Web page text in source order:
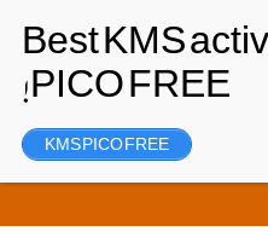
رجسٹر
KMS PICO FREE